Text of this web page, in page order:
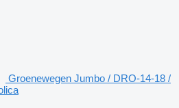
Groenewegen Jumbo / DRO-14-18 /